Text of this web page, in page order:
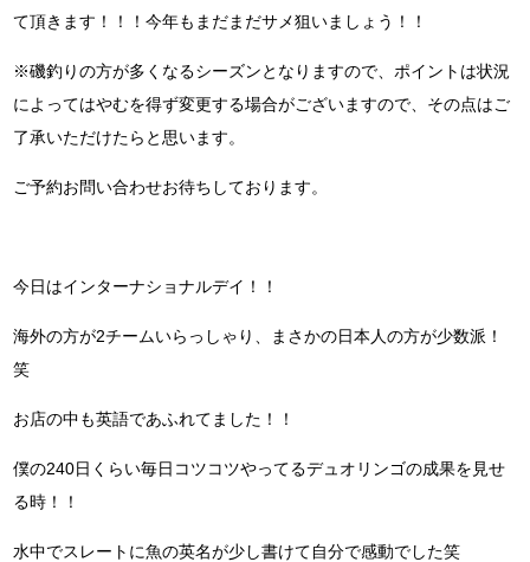
て頂きます！！！今年もまだまだサメ狙いましょう！！
※磯釣りの方が多くなるシーズンとなりますので、ポイントは状況
によってはやむを得ず変更する場合がございますので、その点はご
了承いただけたらと思います。
ご予約お問い合わせお待ちしております。
今日はインターナショナルデイ！！
海外の方が2チームいらっしゃり、まさかの日本人の方が少数派！
笑
お店の中も英語であふれてました！！
僕の240日くらい毎日コツコツやってるデュオリンゴの成果を見せ
る時！！
水中でスレートに魚の英名が少し書けて自分で感動でした笑